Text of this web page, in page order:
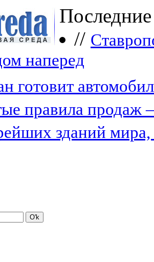
//
наперед
готовит
прaвилa продаж
зданий мира,